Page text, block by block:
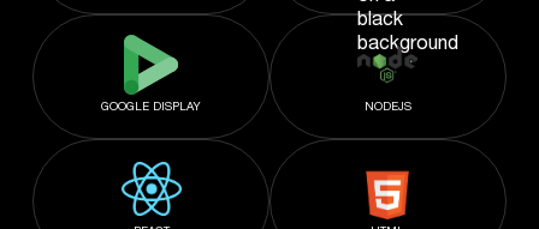
GOOGLE DISPLAY NODEJS